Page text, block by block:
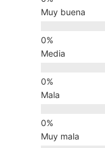
Muy buena
Media
Mala
Muy mala